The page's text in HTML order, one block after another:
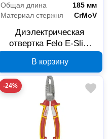
Общая длина
185 мм
Материал стержня
CrMoV
Диэлектрическая
отвертка Felo E-Slim
В корзину
-24%